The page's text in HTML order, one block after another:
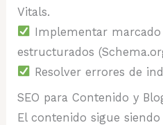
Vitals.
Implementar marcado
estructurados
Resolver errores de
SEO para Contenido y
El contenido sigue siendo